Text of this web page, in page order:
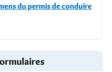
du permis de conduire